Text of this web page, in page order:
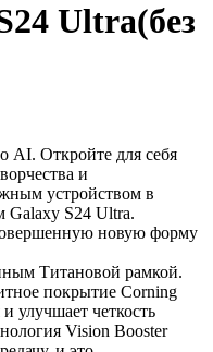
Ultra(без
AI. Откройте для себя
и
устройством в
S24 Ultra.
новую форму
Титановой рамкой.
покрытие Corning
улучшает четкость
Vision Booster